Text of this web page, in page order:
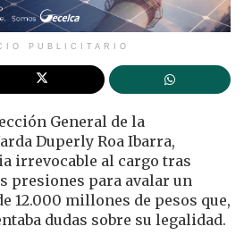
PUBLICITARIO
General de la
Duperly Roa Ibarra,
irrevocable al cargo tras
presiones para avalar un
12.000 millones de pesos que,
dudas sobre su legalidad.